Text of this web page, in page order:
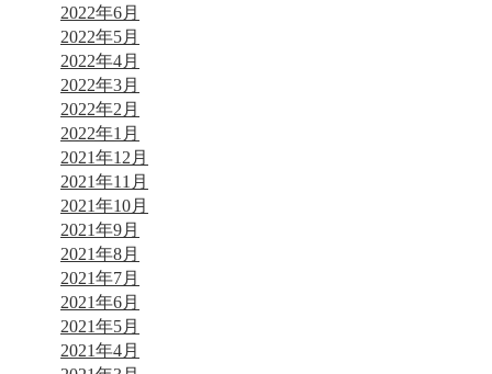
2022年6月
2022年5月
2022年4月
2022年3月
2022年2月
2022年1月
2021年12月
2021年11月
2021年10月
2021年9月
2021年8月
2021年7月
2021年6月
2021年5月
2021年4月